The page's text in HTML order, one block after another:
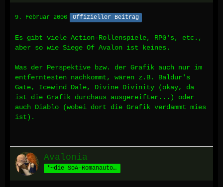
9. Februar 2006 Offizieller Beitrag
Es gibt viele Action-Rollenspiele, RPG's, etc.,
aber so wie Siege Of Avalon ist keines.
Was der Perspektive bzw. der Grafik auch nur im
entferntesten nachkommt, wären z.B. Baldur's
Gate, Icewind Dale, Divine Divinity (okay, da
ist die Grafik durchaus ausgereifter...) oder
auch Diablo (wobei dort die Grafik verdammt mies
ist).
Avalonia
*~die SoA-Romanautorin~*